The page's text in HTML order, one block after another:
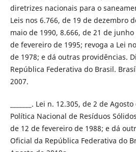
diretrizes nacionais para o
Leis nos 6.766, de 19 de dezembro
maio de 1990, 8.666, de 21 de
de fevereiro de 1995; revoga a Lei
de 1978; e dá outras providências.
República Federativa do Brasil.
2007.
_______. Lei n. 12.305, de 2 de
Política Nacional de Resíduos
de 12 de fevereiro de 1988; e dá
Oficial da República Federativa do